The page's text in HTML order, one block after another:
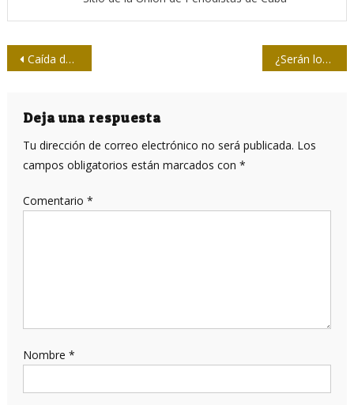
Navegación
entradas
Caída de Francia y Alemania ¿Serán los dirigibles una forma alternativa de transporte aéreo?
Deja una respuesta
Tu dirección de correo electrónico no será publicada. Los
campos obligatorios están marcados con *
Comentario *
Nombre *